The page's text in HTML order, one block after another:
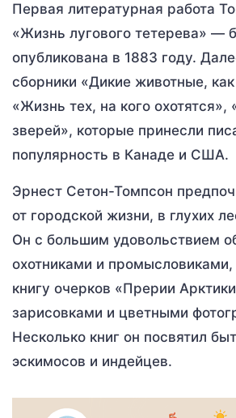
Первая литературная работа
«Жизнь лугового тетерева» —
опубликована в 1883 году.
сборники «Дикие животные,
«Жизнь тех, на кого охотятся»,
зверей», которые принесли
популярность в Канаде и США.
Эрнест Сетон-Томпсон
от городской жизни, в глухих
Он с большим удовольствием
охотниками и промысловиками,
книгу очерков «Прерии
зарисовками и цветными
Несколько книг он посвятил
эскимосов и индейцев.